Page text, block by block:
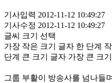
기사입력 2012-11-12 10:49:27
기사수정 2012-11-12 10:49:27
글씨 크기 선택
가장 작은 크기 글자 한 단계
단계 큰 크기 글자 가장 큰 크
그룹 부활이 방송사를 넘나들